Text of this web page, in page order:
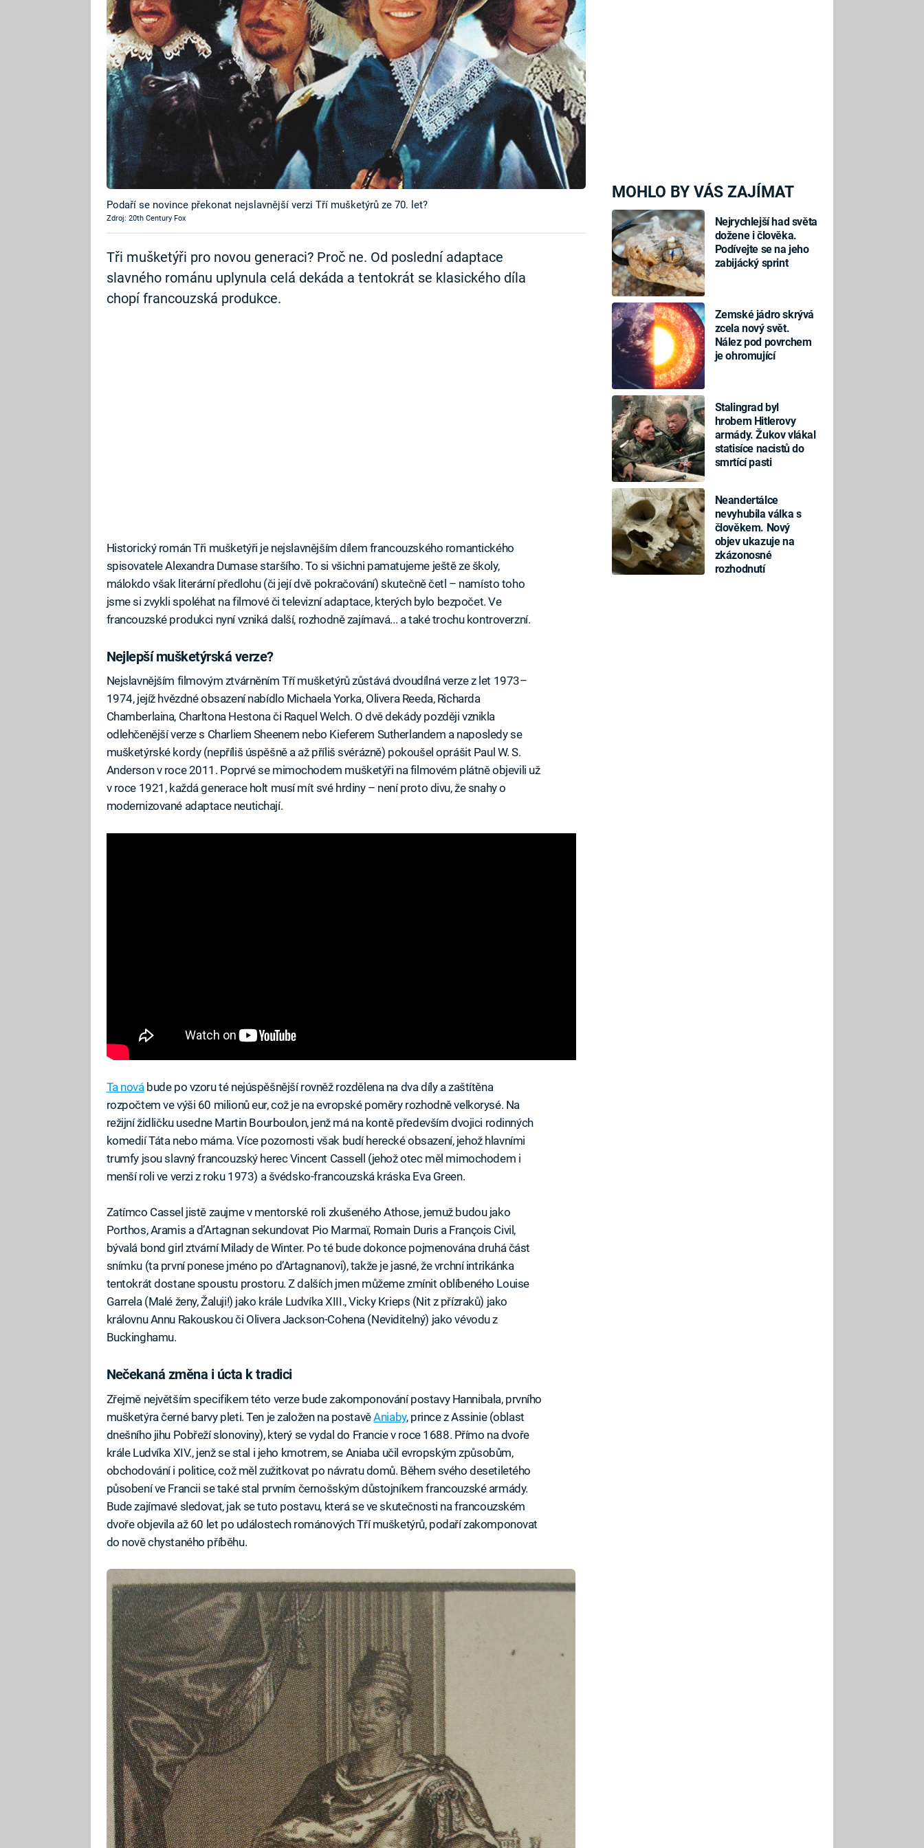
MOHLO BY VÁS ZAJÍMAT
Nejrychlejší had světa
dožene i člověka.
Podívejte se na jeho
zabijácký sprint
Zemské jádro skrývá
zcela nový svět.
Nález pod povrchem
je ohromující
Stalingrad byl
hrobem Hitlerovy
armády. Žukov vlákal
statisíce nacistů do
smrtící pasti
Neandertálce
nevyhubila válka s
člověkem. Nový
objev ukazuje na
zkázonosné
rozhodnutí
Podaří se novince překonat nejslavnější verzi Tří mušketýrů ze 70. let?
Zdroj: 20th Century Fox
Tři mušketýři pro novou generaci? Proč ne. Od poslední adaptace
slavného románu uplynula celá dekáda a tentokrát se klasického díla
chopí francouzská produkce.
Historický román Tři mušketýři je nejslavnějším dílem francouzského romantického
spisovatele Alexandra Dumase staršího. To si všichni pamatujeme ještě ze školy,
málokdo však literární předlohu (či její dvě pokračování) skutečně četl – namísto toho
jsme si zvykli spoléhat na filmové či televizní adaptace, kterých bylo bezpočet. Ve
francouzské produkci nyní vzniká další, rozhodně zajímavá... a také trochu kontroverzní.
Nejlepší mušketýrská verze?
Nejslavnějším filmovým ztvárněním Tří mušketýrů zůstává dvoudílná verze z let 1973–
1974, jejíž hvězdné obsazení nabídlo Michaela Yorka, Olivera Reeda, Richarda
Chamberlaina, Charltona Hestona či Raquel Welch. O dvě dekády později vznikla
odlehčenější verze s Charliem Sheenem nebo Kieferem Sutherlandem a naposledy se
mušketýrské kordy (nepříliš úspěšně a až příliš svérázně) pokoušel oprášit Paul W. S.
Anderson v roce 2011. Poprvé se mimochodem mušketýři na filmovém plátně objevili už
v roce 1921, každá generace holt musí mít své hrdiny – není proto divu, že snahy o
modernizované adaptace neutichají.
Ta nová bude po vzoru té nejúspěšnější rovněž rozdělena na dva díly a zaštítěna
rozpočtem ve výši 60 milionů eur, což je na evropské poměry rozhodně velkorysé. Na
režijní židličku usedne Martin Bourboulon, jenž má na kontě především dvojici rodinných
komedií Táta nebo máma. Více pozornosti však budí herecké obsazení, jehož hlavními
trumfy jsou slavný francouzský herec Vincent Cassell (jehož otec měl mimochodem i
menší roli ve verzi z roku 1973) a švédsko-francouzská kráska Eva Green.
Zatímco Cassel jistě zaujme v mentorské roli zkušeného Athose, jemuž budou jako
Porthos, Aramis a d’Artagnan sekundovat Pio Marmaï, Romain Duris a François Civil,
bývalá bond girl ztvární Milady de Winter. Po té bude dokonce pojmenována druhá část
snímku (ta první ponese jméno po d’Artagnanovi), takže je jasné, že vrchní intrikánka
tentokrát dostane spoustu prostoru. Z dalších jmen můžeme zmínit oblíbeného Louise
Garrela (Malé ženy, Žaluji!) jako krále Ludvíka XIII., Vicky Krieps (Nit z přízraků) jako
královnu Annu Rakouskou či Olivera Jackson-Cohena (Neviditelný) jako vévodu z
Buckinghamu.
Nečekaná změna i úcta k tradici
Zřejmě největším specifikem této verze bude zakomponování postavy Hannibala, prvního
mušketýra černé barvy pleti. Ten je založen na postavěAniaby, prince z Assinie (oblast
dnešního jihu Pobřeží slonoviny), který se vydal do Francie v roce 1688. Přímo na dvoře
krále Ludvíka XIV., jenž se stal i jeho kmotrem, se Aniaba učil evropským způsobům,
obchodování i politice, což měl zužitkovat po návratu domů. Během svého desetiletého
působení ve Francii se také stal prvním černošským důstojníkem francouzské armády.
Bude zajímavé sledovat, jak se tuto postavu, která se ve skutečnosti na francouzském
dvoře objevila až 60 let po událostech románových Tří mušketýrů, podaří zakomponovat
do nově chystaného příběhu.